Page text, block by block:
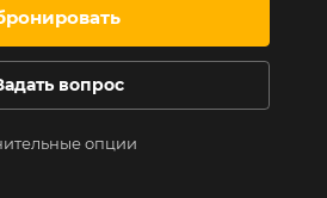
вопрос
опции